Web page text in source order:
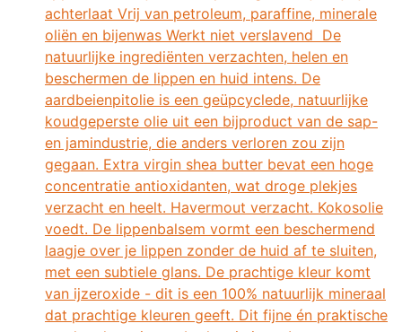
achterlaat Vrij van petroleum, paraffine, minerale
oliën en bijenwas Werkt niet verslavend ‍ De
natuurlijke ingrediënten verzachten, helen en
beschermen de lippen en huid intens. De
aardbeienpitolie is een geüpcyclede, natuurlijke
koudgeperste olie uit een bijproduct van de sap-
en jamindustrie, die anders verloren zou zijn
gegaan. Extra virgin shea butter bevat een hoge
concentratie antioxidanten, wat droge plekjes
verzacht en heelt. Havermout verzacht. Kokosolie
voedt. De lippenbalsem vormt een beschermend
laagje over je lippen zonder de huid af te sluiten,
met een subtiele glans. De prachtige kleur komt
van ijzeroxide - dit is een 100% natuurlijk mineraal
dat prachtige kleuren geeft. Dit fijne én praktische